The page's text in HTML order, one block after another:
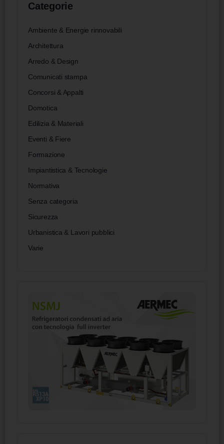
Categorie
Ambiente & Energie rinnovabili
Architettura
Arredo & Design
Comunicati stampa
Concorsi & Appalti
Domotica
Edilizia & Materiali
Eventi & Fiere
Formazione
Impiantistica & Tecnologie
Normativa
Senza categoria
Sicurezza
Urbanistica & Lavori pubblici
Varie